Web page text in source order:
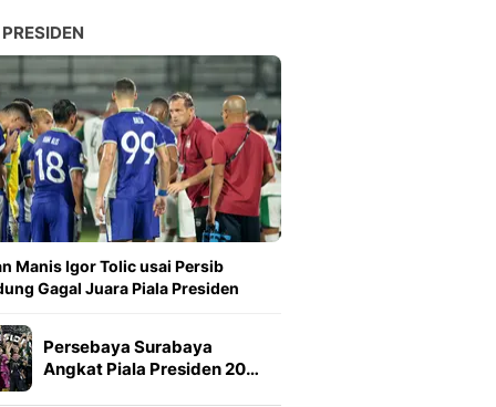
Manis Igor Tolic usai Persib
Gagal Juara Piala Presiden
Persebaya Surabaya
Angkat Piala Presiden 20…